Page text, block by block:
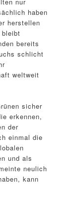
haben
herstellen
bereits
schlicht
weltweit
sicher
erkennen,
der
einmal die
und als
neulich
kann